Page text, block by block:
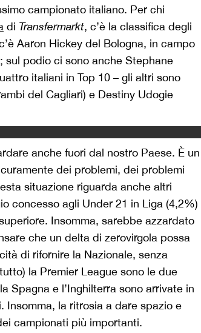
campionato italiano. Per chi
di Transfermarkt, c’è la classifica degli
Aaron Hickey del Bologna, in campo
sul podio ci sono anche Stephane
italiani in Top 10 – gli altri sono
del Cagliari) e Destiny Udogie
anche fuori dal nostro Paese. È un
dei problemi, dei problemi
situazione riguarda anche altri
concesso agli Under 21 in Liga (4,2%)
Insomma, sarebbe azzardato
che un delta di zerovirgola possa
di rifornire la Nazionale, senza
la Premier League sono le due
Spagna e l’Inghilterra sono arrivate in
Insomma, la ritrosia a dare spazio e
campionati più importanti.